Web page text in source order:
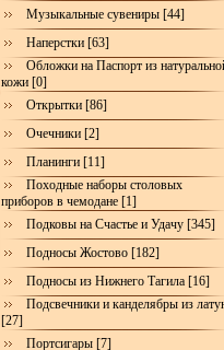
Музыкальные сувениры [44]
Наперстки [63]
Обложки на Паспорт из
кожи [0]
Открытки [86]
Очечники [2]
Планинги [11]
Походные наборы столовых
приборов в чемодане [1]
Подковы на Счастье и Удачу [345]
Подносы Жостово [182]
Подносы из Нижнего Тагила [16]
Подсвечники и канделябры из
[27]
Портсигары [7]